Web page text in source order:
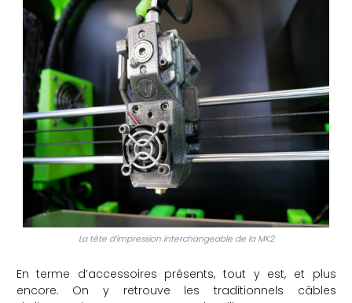
La tête d’impression interchangeable de la MK2
En terme d’accessoires présents, tout y est, et plus
encore. On y retrouve les traditionnels câbles